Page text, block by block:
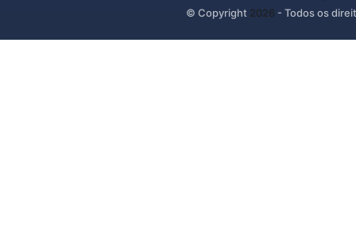
© Copyright 2026 - Todos os